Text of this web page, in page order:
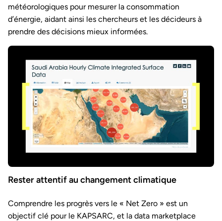
météorologiques pour mesurer la consommation
d’énergie, aidant ainsi les chercheurs et les décideurs à
prendre des décisions mieux informées.
Rester attentif au changement climatique
Comprendre les progrès vers le « Net Zero » est un
objectif clé pour le KAPSARC, et la data marketplace